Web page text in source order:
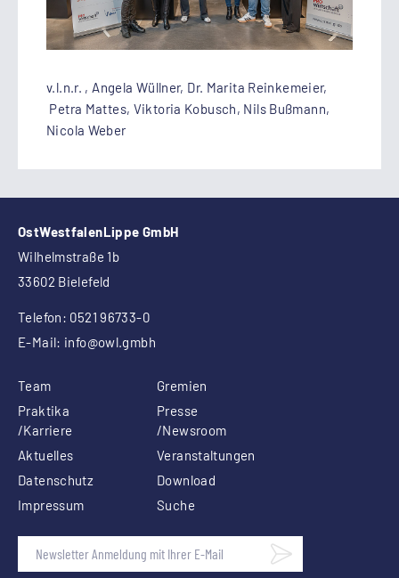
v.l.n.r. , Angela Wüllner, Dr. Marita Reinkemeier,
Petra Mattes, Viktoria Kobusch, Nils Bußmann,
Nicola Weber
OstWestfalenLippe GmbH
Wilhelmstraße 1b
33602 Bielefeld
Telefon: 0521 96733-0
E-Mail: info@owl.gmbh
Team
Gremien
Praktika
/Karriere
Presse
/Newsroom
Aktuelles
Veranstaltungen
Datenschutz
Download
Impressum
Suche